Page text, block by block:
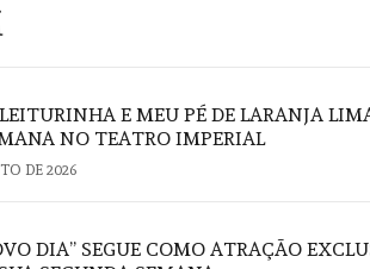
E MEU PÉ DE LARANJA
NO TEATRO IMPERIAL
DE 2026
DIA” SEGUE COMO ATRAÇÃO